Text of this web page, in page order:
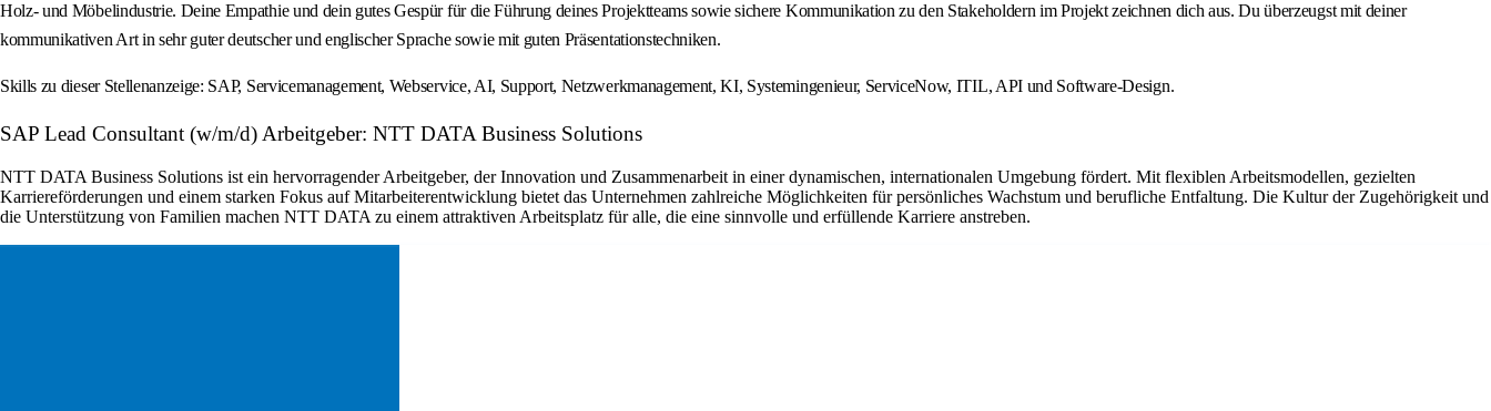
Holz- und Möbelindustrie. Deine Empathie und dein gutes Gespür für die Führung deines Projektteams sowie sichere Kommunikation zu den Stakeholdern im Projekt zeichnen dich aus. Du überzeugst mit deiner
kommunikativen Art in sehr guter deutscher und englischer Sprache sowie mit guten Präsentationstechniken.
Skills zu dieser Stellenanzeige: SAP, Servicemanagement, Webservice, AI, Support, Netzwerkmanagement, KI, Systemingenieur, ServiceNow, ITIL, API und Software-Design.
SAP Lead Consultant (w/m/d) Arbeitgeber: NTT DATA Business Solutions
NTT DATA Business Solutions ist ein hervorragender Arbeitgeber, der Innovation und Zusammenarbeit in einer dynamischen, internationalen Umgebung fördert. Mit flexiblen Arbeitsmodellen, gezielten
Karriereförderungen und einem starken Fokus auf Mitarbeiterentwicklung bietet das Unternehmen zahlreiche Möglichkeiten für persönliches Wachstum und berufliche Entfaltung. Die Kultur der Zugehörigkeit und
die Unterstützung von Familien machen NTT DATA zu einem attraktiven Arbeitsplatz für alle, die eine sinnvolle und erfüllende Karriere anstreben.